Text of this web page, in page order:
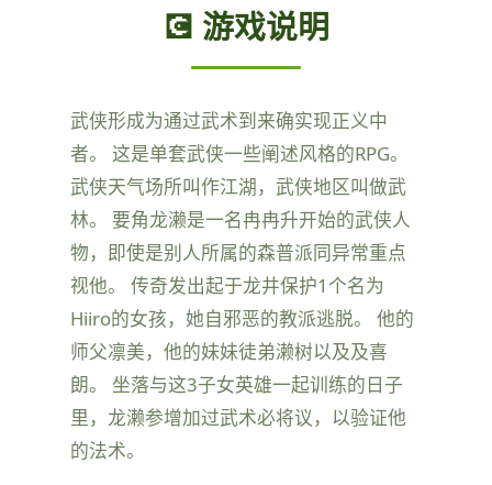
💽 游戏说明
武侠形成为通过武术到来确实现正义中
者。 这是单套武侠一些阐述风格的RPG。
武侠天气场所叫作江湖，武侠地区叫做武
林。 要角龙濑是一名冉冉升开始的武侠人
物，即使是别人所属的森普派同异常重点
视他。 传奇发出起于龙井保护1个名为
Hiiro的女孩，她自邪恶的教派逃脱。 他的
师父凛美，他的妹妹徒弟濑树以及及喜
朗。 坐落与这3子女英雄一起训练的日子
里，龙濑参增加过武术必将议，以验证他
的法术。